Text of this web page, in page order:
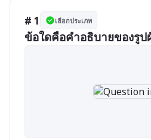
# 1 เลือกประเภท
ข้อใดคือคำอธิบายของรูป